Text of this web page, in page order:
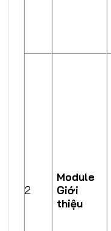
2
Module
Giới
thiệu